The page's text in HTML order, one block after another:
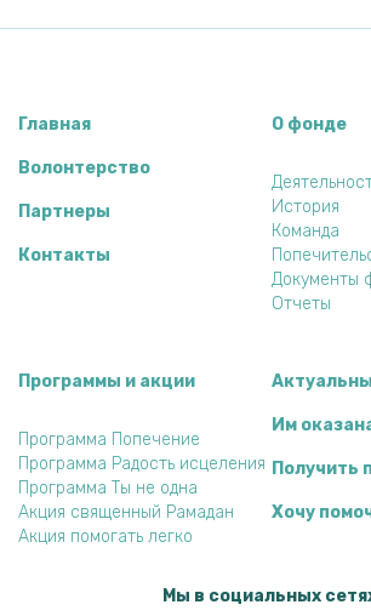
Главная
Волонтерство
Партнеры
Контакты
О фонде
История
Команда
Документы
Отчеты
Программы и акции
Программа Попечение
Программа Радость исцеления
Программа Ты не одна
Акция священный Рамадан
Акция помогать легко
Им
Получить
Хочу
Мы в социальных